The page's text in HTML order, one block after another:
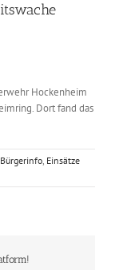
Hockenheim
Dort fand das
Bürgerinfo, Einsätze